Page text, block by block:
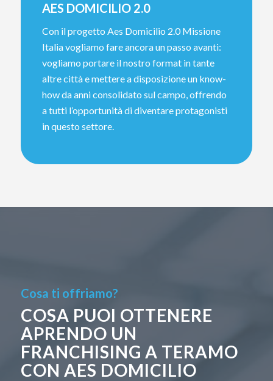
AES DOMICILIO 2.0
Con il progetto Aes Domicilio 2.0 Missione
Italia vogliamo fare ancora un passo avanti:
vogliamo portare il nostro format in tante
altre città e mettere a disposizione un know-
how da anni consolidato sul campo, offrendo
a tutti l’opportunità di diventare protagonisti
in questo settore.
Cosa ti offriamo?
COSA PUOI OTTENERE
APRENDO UN
FRANCHISING A TERAMO
CON AES DOMICILIO